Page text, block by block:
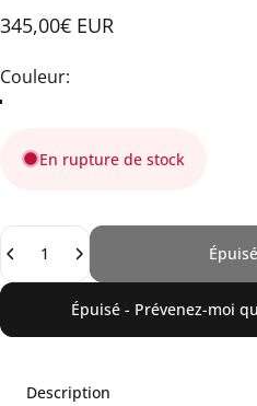
345,00€ EUR
Couleur
Couleur:
En rupture de stock
Quantité
Épuisé
Épuisé - Prévenez-moi
Description